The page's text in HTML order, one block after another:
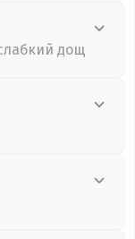
дощ